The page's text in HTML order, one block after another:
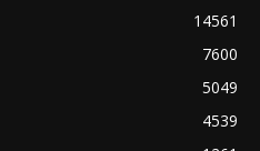
14561
7600
5049
4539